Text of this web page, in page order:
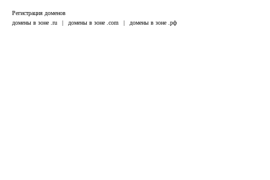
Регистрация доменов
домены в зоне .ru
| домены в зоне .com | домены в зоне .рф